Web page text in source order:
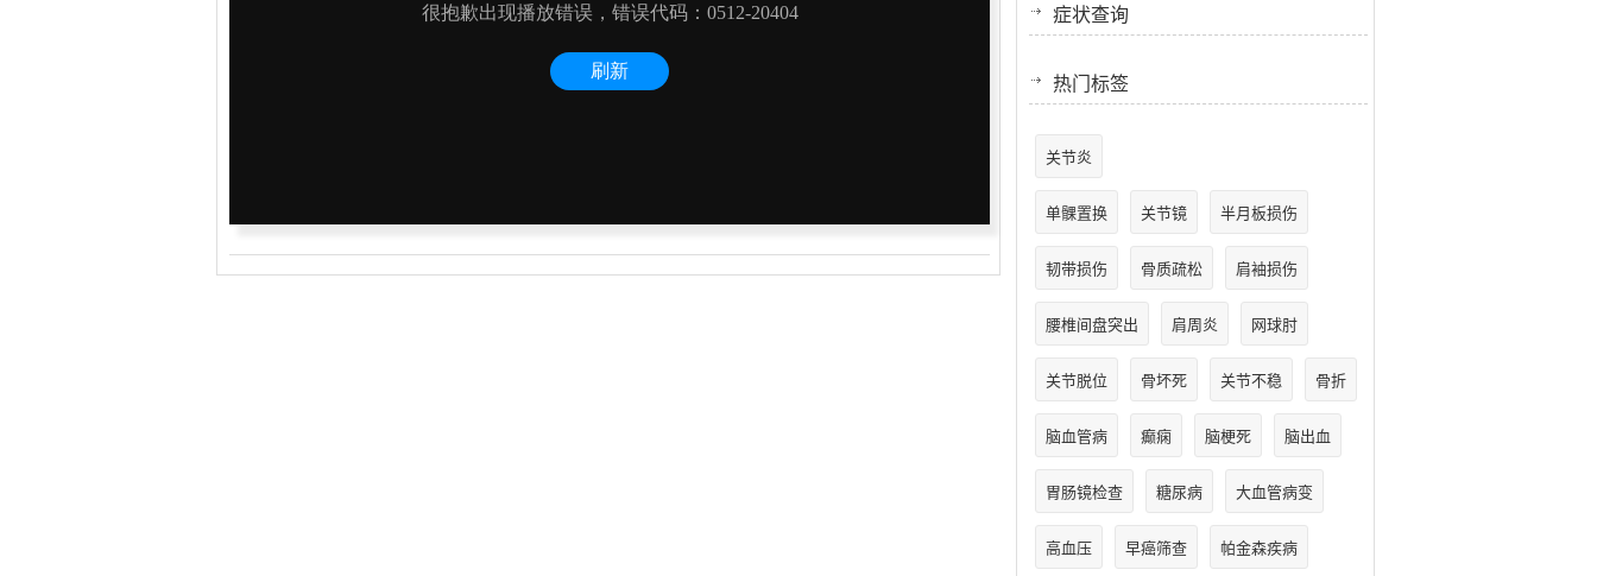
症状查询
热门标签
关节炎
单髁置换 关节镜 半月板损伤
韧带损伤 骨质疏松 肩袖损伤
腰椎间盘突出 肩周炎 网球肘
关节脱位 骨坏死 关节不稳 骨折
脑血管病 癫痫 脑梗死 脑出血
胃肠镜检查 糖尿病 大血管病变
高血压 早癌筛查 帕金森疾病